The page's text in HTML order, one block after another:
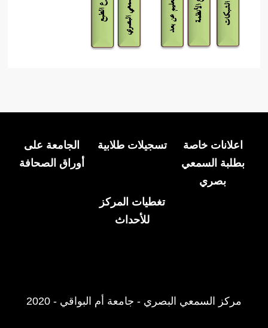
اعلانات خاصة
بطلبة السمعي
بصري
تسجيلات طلابية
الجامعة على
أوراق الصحافة
تغطيات المركز
للأحداث
مركز السمعي البصري - جامعة أم البواقي - 2020